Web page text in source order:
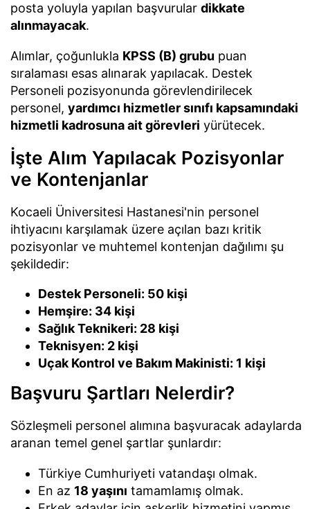
posta yoluyla yapılan başvurular dikkate
alınmayacak.
Alımlar, çoğunlukla KPSS (B) grubu puan
sıralaması esas alınarak yapılacak. Destek
Personeli pozisyonunda görevlendirilecek
personel, yardımcı hizmetler sınıfı kapsamındaki
hizmetli kadrosuna ait görevleri yürütecek.
İşte Alım Yapılacak Pozisyonlar
ve Kontenjanlar
Kocaeli Üniversitesi Hastanesi'nin personel
ihtiyacını karşılamak üzere açılan bazı kritik
pozisyonlar ve muhtemel kontenjan dağılımı şu
şekildedir:
Destek Personeli: 50 kişi
Hemşire: 34 kişi
Sağlık Teknikeri: 28 kişi
Teknisyen: 2 kişi
Uçak Kontrol ve Bakım Makinisti: 1 kişi
Başvuru Şartları Nelerdir?
Sözleşmeli personel alımına başvuracak adaylarda
aranan temel genel şartlar şunlardır:
Türkiye Cumhuriyeti vatandaşı olmak.
En az 18 yaşını tamamlamış olmak.